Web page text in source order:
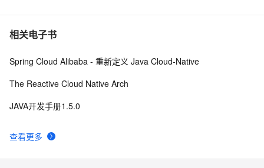
相关电子书
查看更多
Spring Cloud Alibaba - 重新定义 Java Cloud-Native
The Reactive Cloud Native Arch
JAVA开发手册1.5.0